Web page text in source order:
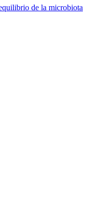
de la microbiota